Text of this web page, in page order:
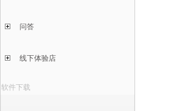
问答
线下体验店
软件下载